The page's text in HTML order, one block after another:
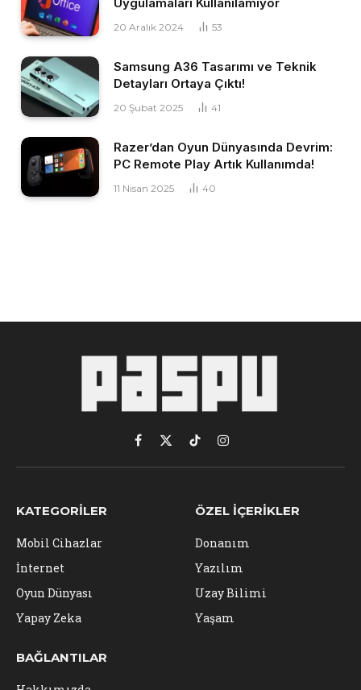
Uygulamaları Kullanılamıyor
20 Aralık 2024 53
Samsung A36 Tasarımı ve Teknik
Detayları Ortaya Çıktı!
20 Şubat 2025 41
Razer’dan Oyun Dünyasında Devrim:
PC Remote Play Artık Kullanımda!
11 Nisan 2025 40
Facebook
X
(Twitter)
TikTokInstagram
KATEGORILER
Mobil Cihazlar
İnternet
Oyun Dünyası
Yapay Zeka
ÖZEL İÇERIKLER
Donanım
Yazılım
Uzay Bilimi
Yaşam
BAĞLANTILAR